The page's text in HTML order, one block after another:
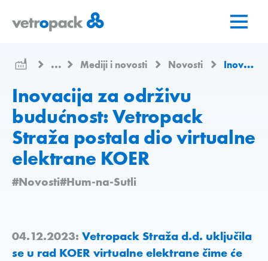
page
...
Mediji i novosti Novosti Inovacija za održivu budućnost: Vetropack Straža postala dio virtualne elektrane KOER
Inovacija za održivu
budućnost: Vetropack
Straža postala dio virtualne
elektrane KOER
#Novosti#Hum-na-Sutli
04.12.2023: Vetropack Straža d.d. uključila
se u rad KOER virtualne elektrane čime će